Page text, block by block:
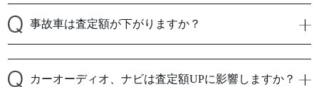
事故車は査定額が下がりますか？
カーオーディオ、ナビは査定額UPに影響しますか？